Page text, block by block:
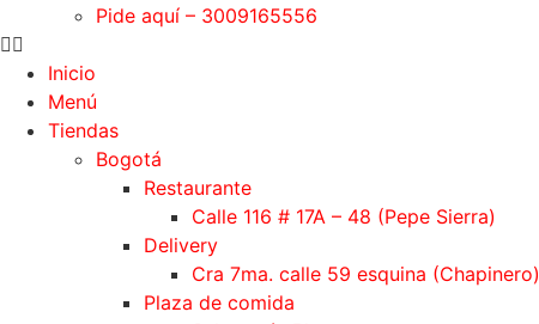
Pide aquí – 3009165556
Inicio
Menú
Tiendas
Bogotá
Restaurante
Calle 116 # 17A – 48 (Pepe Sierra)
Delivery
Cra 7ma. calle 59 esquina (Chapinero)
Plaza de comida